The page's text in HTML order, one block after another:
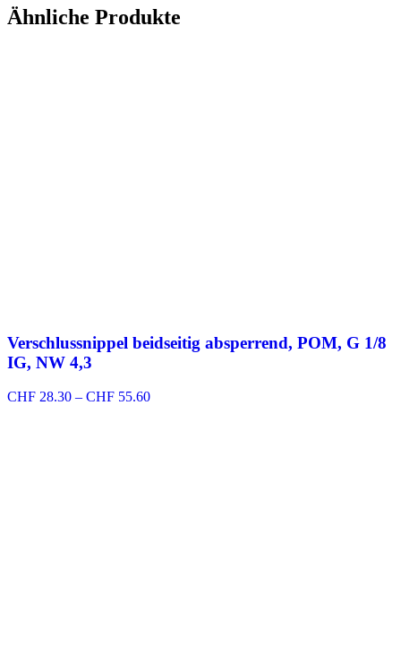
Ähnliche Produkte
Verschlussnippel beidseitig absperrend, POM, G 1/8
IG, NW 4,3
CHF 28.30 – CHF 55.60Preisspanne: